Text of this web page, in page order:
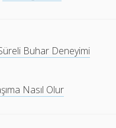
Buhar Deneyimi
Nasıl Olur